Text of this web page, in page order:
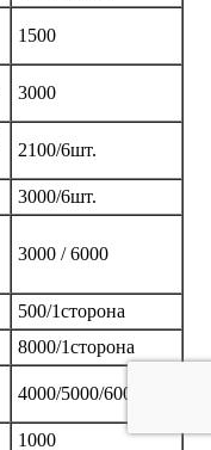
1500
3000
2100/6шт.
3000/6шт.
3000 / 6000
500/1сторона
8000/1сторона
4000/5000/6000
1000